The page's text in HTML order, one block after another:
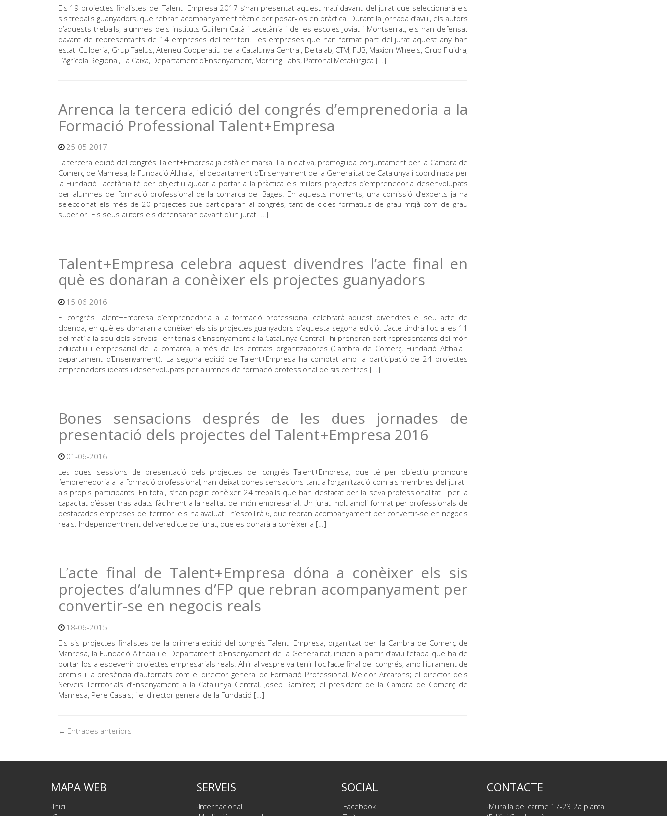
Els 19 projectes finalistes del Talent+Empresa 2017 s’han presentat aquest matí davant del jurat que seleccionarà els
sis treballs guanyadors, que rebran acompanyament tècnic per posar-los en pràctica. Durant la jornada d’avui, els autors
d’aquests treballs, alumnes dels instituts Guillem Catà i Lacetània i de les escoles Joviat i Montserrat, els han defensat
davant de representants de 14 empreses del territori. Les empreses que han format part del jurat aquest any han
estat ICL Iberia, Grup Taelus, Ateneu Cooperatiu de la Catalunya Central, Deltalab, CTM, FUB, Maxion Wheels, Grup Fluidra,
L’Agrícola Regional, La Caixa, Departament d’Ensenyament, Morning Labs, Patronal Metal·lúrgica […]
Arrenca la tercera edició del congrés d’emprenedoria a la
Formació Professional Talent+Empresa
25-05-2017
La tercera edició del congrés Talent+Empresa ja està en marxa. La iniciativa, promoguda conjuntament per la Cambra de
Comerç de Manresa, la Fundació Althaia, i el departament d’Ensenyament de la Generalitat de Catalunya i coordinada per
la Fundació Lacetània té per objectiu ajudar a portar a la pràctica els millors projectes d’emprenedoria desenvolupats
per alumnes de formació professional de la comarca del Bages. En aquests moments, una comissió d’experts ja ha
seleccionat els més de 20 projectes que participaran al congrés, tant de cicles formatius de grau mitjà com de grau
superior. Els seus autors els defensaran davant d’un jurat […]
Talent+Empresa celebra aquest divendres l’acte final en
què es donaran a conèixer els projectes guanyadors
15-06-2016
El congrés Talent+Empresa d’emprenedoria a la formació professional celebrarà aquest divendres el seu acte de
cloenda, en què es donaran a conèixer els sis projectes guanyadors d’aquesta segona edició. L’acte tindrà lloc a les 11
del matí a la seu dels Serveis Territorials d’Ensenyament a la Catalunya Central i hi prendran part representants del món
educatiu i empresarial de la comarca, a més de les entitats organitzadores (Cambra de Comerç, Fundació Althaia i
departament d’Ensenyament). La segona edició de Talent+Empresa ha comptat amb la participació de 24 projectes
emprenedors ideats i desenvolupats per alumnes de formació professional de sis centres […]
Bones sensacions després de les dues jornades de
presentació dels projectes del Talent+Empresa 2016
01-06-2016
Les dues sessions de presentació dels projectes del congrés Talent+Empresa, que té per objectiu promoure
l’emprenedoria a la formació professional, han deixat bones sensacions tant a l’organització com als membres del jurat i
als propis participants. En total, s’han pogut conèixer 24 treballs que han destacat per la seva professionalitat i per la
capacitat d’ésser traslladats fàcilment a la realitat del món empresarial. Un jurat molt ampli format per professionals de
destacades empreses del territori els ha avaluat i n’escollirà 6, que rebran acompanyament per convertir-se en negocis
reals. Independentment del veredicte del jurat, que es donarà a conèixer a […]
L’acte final de Talent+Empresa dóna a conèixer els sis
projectes d’alumnes d’FP que rebran acompanyament per
convertir-se en negocis reals
18-06-2015
Els sis projectes finalistes de la primera edició del congrés Talent+Empresa, organitzat per la Cambra de Comerç de
Manresa, la Fundació Althaia i el Departament d’Ensenyament de la Generalitat, inicien a partir d’avui l’etapa que ha de
portar-los a esdevenir projectes empresarials reals. Ahir al vespre va tenir lloc l’acte final del congrés, amb lliurament de
premis i la presència d’autoritats com el director general de Formació Professional, Melcior Arcarons; el director dels
Serveis Territorials d’Ensenyament a la Catalunya Central, Josep Ramírez; el president de la Cambra de Comerç de
Manresa, Pere Casals; i el director general de la Fundació […]
← Entrades anteriors
MAPA WEB
Inici
SERVEIS
Internacional
SOCIAL
Facebook
CONTACTE
Muralla del carme 17-23 2a planta